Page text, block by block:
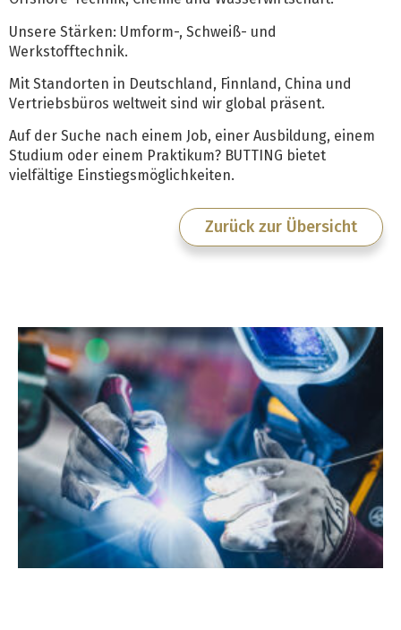
Unsere Stärken: Umform-, Schweiß- und
Werkstofftechnik.
Mit Standorten in Deutschland, Finnland, China und
Vertriebsbüros weltweit sind wir global präsent.
Auf der Suche nach einem Job, einer Ausbildung, einem
Studium oder einem Praktikum? BUTTING bietet
vielfältige Einstiegsmöglichkeiten.
Zurück zur Übersicht